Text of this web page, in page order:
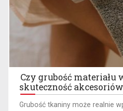
Czy grubość materiału
skuteczność
Grubość tkaniny może realnie